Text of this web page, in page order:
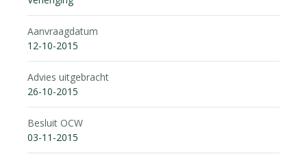
Aanvraagdatum
12-10-2015
Advies uitgebracht
26-10-2015
Besluit OCW
03-11-2015